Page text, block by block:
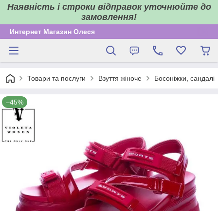
Наявність і строки відправок уточнюйте до
замовлення!
Интернет Магазин Олеся
Товари та послуги Взуття жіноче Босоніжки, сандалі
–45%